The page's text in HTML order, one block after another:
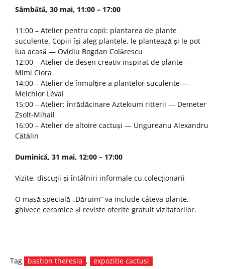
Sâmbătă, 30 mai, 11:00 – 17:00
11:00 – Atelier pentru copii: plantarea de plante
suculente. Copiii își aleg plantele, le plantează și le pot
lua acasă — Ovidiu Bogdan Colărescu
12:00 – Atelier de desen creativ inspirat de plante —
Mimi Ciora
14:00 – Atelier de înmulțire a plantelor suculente —
Melchior Lévai
15:00 – Atelier: înrădăcinare Aztekium ritterii — Demeter
Zsolt-Mihail
16:00 – Atelier de altoire cactuși — Ungureanu Alexandru
Cătălin
Duminică, 31 mai, 12:00 – 17:00
Vizite, discuții și întâlniri informale cu colecționarii
O masă specială „Dăruim” va include câteva plante,
ghivece ceramice și reviste oferite gratuit vizitatorilor.
Tag bastion theresia , expozitie cactusi